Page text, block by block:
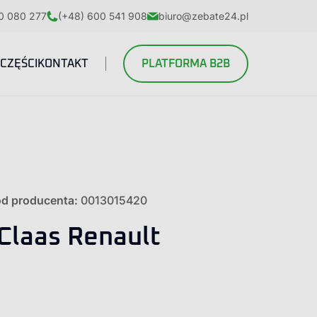
080 277 (+48) 600 541 908 biuro@zebate24.pl
CZĘŚCI KONTAKT PLATFORMA B2B
producenta: 0013015420
Renault